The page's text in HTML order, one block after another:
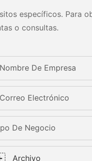
específicos. Para
o consultas.
Nombre De Empresa
Correo Electrónico
De Negocio
Archivo